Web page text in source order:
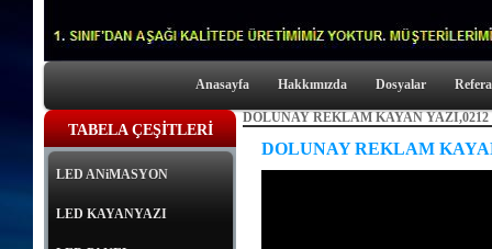
Anasayfa Hakkımızda Dosyalar
TABELA ÇEŞİTLERİ
LED ANiMASYON
LED KAYANYAZI
DOLUNAY REKLAM KAYAN YAZI,0212
DOLUNAY REKLAM